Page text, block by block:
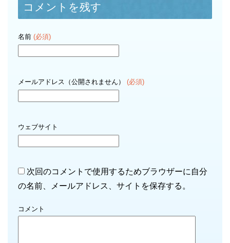
コメントを残す
名前 (必須)
メールアドレス（公開されません） (必須)
ウェブサイト
次回のコメントで使用するためブラウザーに自分
の名前、メールアドレス、サイトを保存する。
コメント